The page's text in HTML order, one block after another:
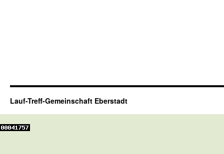
Lauf-Treff-Gemeinschaft Eberstadt